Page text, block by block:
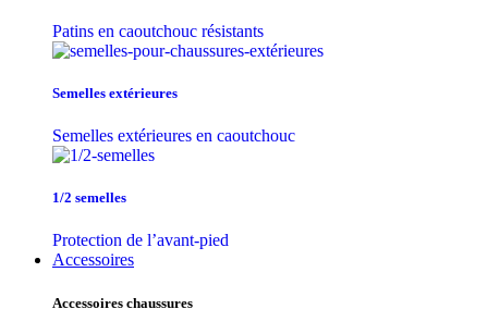
Patins en caoutchouc résistants
Semelles extérieures
Semelles extérieures en caoutchouc
1/2 semelles
Protection de l’avant-pied
Accessoires
Accessoires chaussures